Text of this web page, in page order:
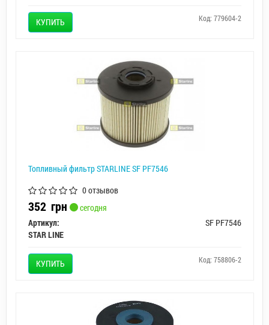
КУПИТЬ Код: 779604-2
Топливный фильтр STARLINE SF PF7546
0 отзывов
352 грн
сегодня
Артикул:
SF PF7546
STAR LINE
КУПИТЬ Код: 758806-2